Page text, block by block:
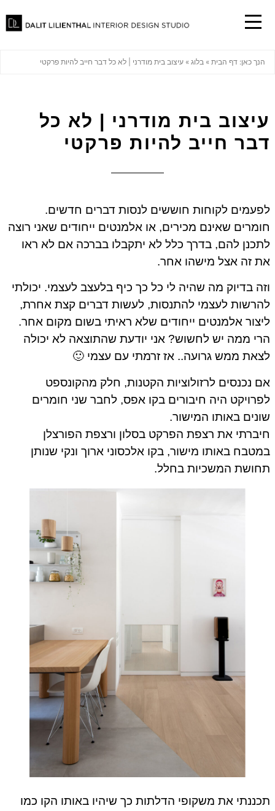
הנך כאן: דף הבית » בלוג » עיצוב בית מודרני | לא כל דבר חייב להיות פרקטי
עיצוב בית מודרני | לא כל
דבר חייב להיות פרקטי
לפעמים לקוחות חוששים לנסות דברים חדשים.
חומרים שאינם מכירים, או אלמנטים ייחודים שאני רוצה
לתכנן להם, בדרך כלל לא יתקבלו בברכה אם לא ראו
את זה אצל מישהו אחר.
וזה בדיוק מה שהיה לי כל כך כיף בלעצב לעצמי. יכולתי
להרשות לעצמי להתנסות, לעשות דברים קצת אחרת,
ליצור אלמנטים ייחודים שלא ראיתי בשום מקום אחר.
הרי ממה יש לחשוש? אני יודעת שהתוצאה לא יכולה
לצאת ממש גרועה.. אז זרמתי עם עצמי 🙂
אם נכנסים לרזולוציות הקטנות, חלק מהקונספט
לפרויקט היה חיבורים בקו אפס, לחבר שני חומרים
שונים באותו המישור.
חיברתי את רצפת הפרקט בסלון ורצפת הפורצלן
במטבח באותו מישור, בקו אלכסוני ארוך ונקי שנותן
תחושת המשכיות בחלל.
תכננתי את משקופי הדלתות כך שיהיו באותו הקו כמו